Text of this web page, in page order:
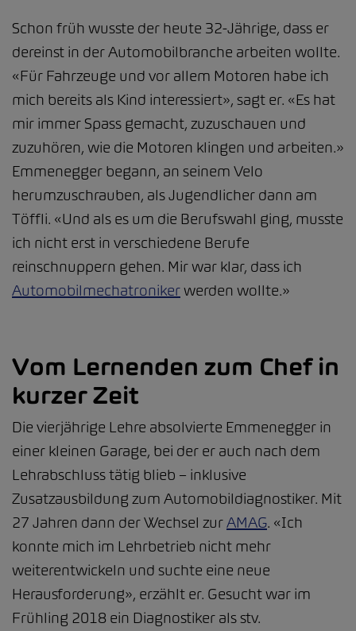
Schon früh wusste der heute 32-Jährige, dass er
dereinst in der Automobilbranche arbeiten wollte.
«Für Fahrzeuge und vor allem Motoren habe ich
mich bereits als Kind interessiert», sagt er. «Es hat
mir immer Spass gemacht, zuzuschauen und
zuzuhören, wie die Motoren klingen und arbeiten.»
Emmenegger begann, an seinem Velo
herumzuschrauben, als Jugendlicher dann am
Töffli. «Und als es um die Berufswahl ging, musste
ich nicht erst in verschiedene Berufe
reinschnuppern gehen. Mir war klar, dass ich
Automobilmechatronikerwerden wollte.»
Vom Lernenden zum Chef in
kurzer Zeit
Die vierjährige Lehre absolvierte Emmenegger in
einer kleinen Garage, bei der er auch nach dem
Lehrabschluss tätig blieb – inklusive
Zusatzausbildung zum Automobildiagnostiker. Mit
27 Jahren dann der Wechsel zurAMAG. «Ich
konnte mich im Lehrbetrieb nicht mehr
weiterentwickeln und suchte eine neue
Herausforderung», erzählt er. Gesucht war im
Frühling 2018 ein Diagnostiker als stv.